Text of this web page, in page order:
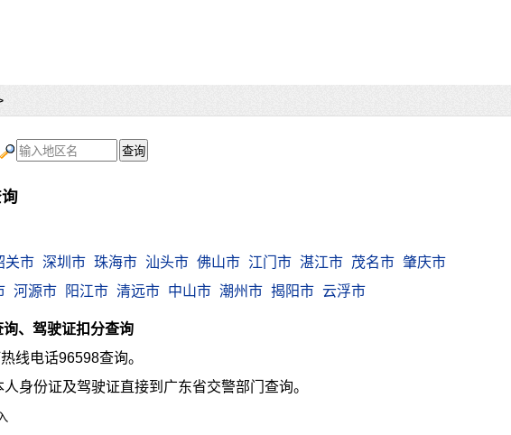
关市 深圳市 珠海市 汕头市 佛山市 江门市 湛江市 茂名市 肇庆市
河源市 阳江市 清远市 中山市 潮州市 揭阳市 云浮市
、驾驶证扣分查询
线电话96598查询。
身份证及驾驶证直接到广东省交警部门查询。